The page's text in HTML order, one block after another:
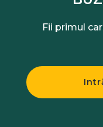
Fii primul